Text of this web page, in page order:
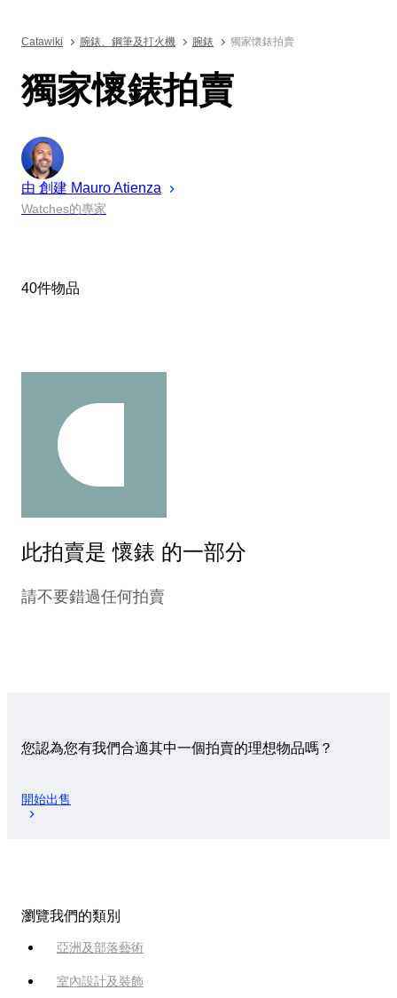
Catawiki 腕錶、鋼筆及打火機 腕錶 獨家懷錶拍賣
獨家懷錶拍賣
由 創建 MauroAtienza
Watches的專家
40件物品
此拍賣是 懷錶 的一部分
請不要錯過任何拍賣
您認為您有我們合適其中一個拍賣的理想物品嗎？
開始出售
瀏覽我們的類別
亞洲及部落藝術
室內設計及裝飾